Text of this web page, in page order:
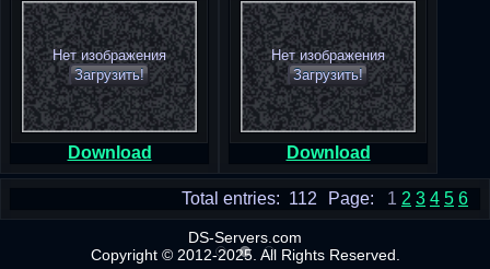
Нет изображения
Загрузить!
Download
Нет изображения
Загрузить!
Download
Page: 1 2 3 4 5 6
Total entries: 112
DS-Servers.com
Copyright © 2012-2025. All Rights Reserved.